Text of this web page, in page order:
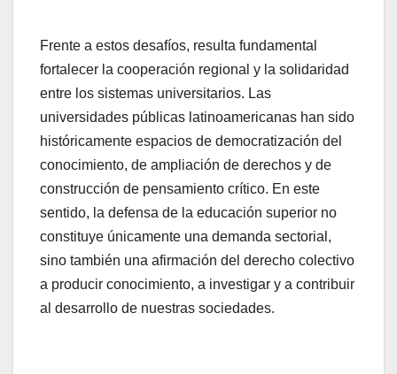
Frente a estos desafíos, resulta fundamental
fortalecer la cooperación regional y la solidaridad
entre los sistemas universitarios. Las
universidades públicas latinoamericanas han sido
históricamente espacios de democratización del
conocimiento, de ampliación de derechos y de
construcción de pensamiento crítico. En este
sentido, la defensa de la educación superior no
constituye únicamente una demanda sectorial,
sino también una afirmación del derecho colectivo
a producir conocimiento, a investigar y a contribuir
al desarrollo de nuestras sociedades.